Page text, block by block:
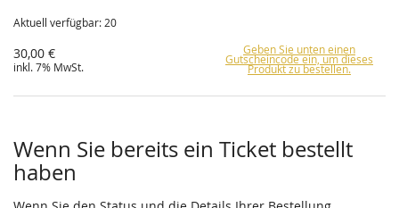
Aktuell verfügbar: 20
30,00 €
inkl. 7% MwSt.
Geben Sie unten einen
Gutscheincode ein, um dieses
Produkt zu bestellen.
Wenn Sie bereits ein Ticket bestellt
haben